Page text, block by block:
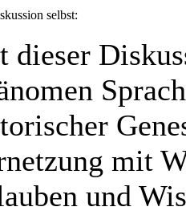
selbst:
dieser
mit
und